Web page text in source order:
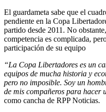
El guardameta sabe que el
pendiente en la Copa
partido desde 2011. No
competencia es complicada,
participación de su equipo
“La Copa Libertadores es un
equipos de mucha historia y
pero no imposible. Soy un
de mis compañeros para hacer
como cancha de RPP Noticias.